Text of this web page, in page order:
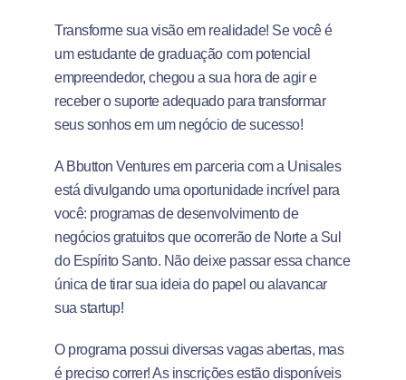
Transforme sua visão em realidade! Se você é
um estudante de graduação com potencial
empreendedor, chegou a sua hora de agir e
receber o suporte adequado para transformar
seus sonhos em um negócio de sucesso!
A Bbutton Ventures em parceria com a Unisales
está divulgando uma oportunidade incrível para
você: programas de desenvolvimento de
negócios gratuitos que ocorrerão de Norte a Sul
do Espírito Santo. Não deixe passar essa chance
única de tirar sua ideia do papel ou alavancar
sua startup!
O programa possui diversas vagas abertas, mas
é preciso correr! As inscrições estão disponíveis